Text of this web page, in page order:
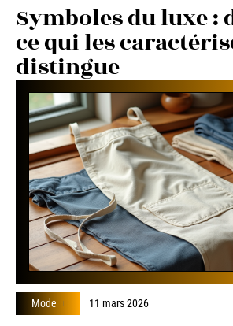
Symboles du luxe :
ce qui les
distingue
Mode 11 mars 2026